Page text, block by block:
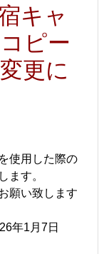
キャ
ピー
更に
使用した際の
ます。
願い致します
月7日